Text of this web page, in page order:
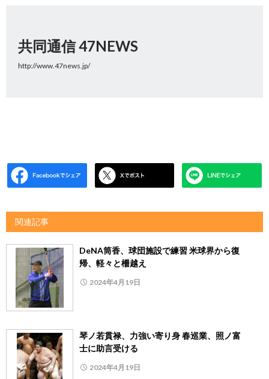
共同通信 47NEWS
http://www.47news.jp/
関連記事
DeNA筒香、球団施設で練習 米球界から復
帰、軽々と柵越え
2024年4月19日
琴ノ若貫禄、力強い寄り身 春巡業、照ノ富
士に助言受ける
2024年4月19日